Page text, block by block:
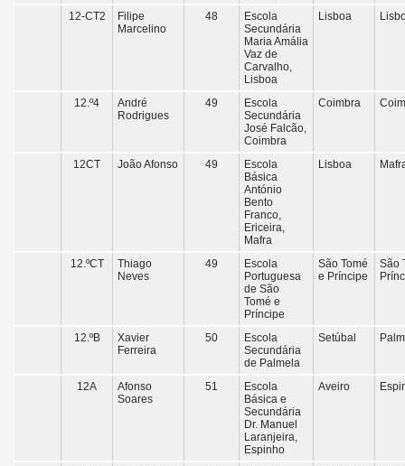
12-CT2
Filipe
Marcelino
48
Escola
Secundária
Maria Amália
Vaz de
Carvalho,
Lisboa
Lisboa
12.º4
André
Rodrigues
49
Escola
Secundária
José Falcão,
Coimbra
Coimbra
12CT João Afonso 49
Escola
Básica
António
Bento
Franco,
Ericeira,
Mafra
Lisboa
12.ºCT
Thiago
Neves
49
Escola
Portuguesa
de São
Tomé e
Príncipe
São Tomé
e Príncipe
São
12.ºB
Xavier
Ferreira
50
Escola
Secundária
de Palmela
Setúbal
12A
Afonso
Soares
51
Escola
Básica e
Secundária
Dr. Manuel
Laranjeira,
Espinho
Aveiro